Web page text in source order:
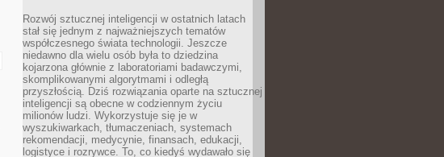
Rozwój sztucznej inteligencji w ostatnich latach
stał się jednym z najważniejszych tematów
współczesnego świata technologii. Jeszcze
niedawno dla wielu osób była to dziedzina
kojarzona głównie z laboratoriami badawczymi,
skomplikowanymi algorytmami i odległą
przyszłością. Dziś rozwiązania oparte na sztucznej
inteligencji są obecne w codziennym życiu
milionów ludzi. Wykorzystuje się je w
wyszukiwarkach, tłumaczeniach, systemach
rekomendacji, medycynie, finansach, edukacji,
logistyce i rozrywce. To, co kiedyś wydawało się